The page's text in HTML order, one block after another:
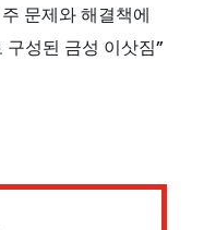
문제와 해결책에
성된 금성 이삿짐”